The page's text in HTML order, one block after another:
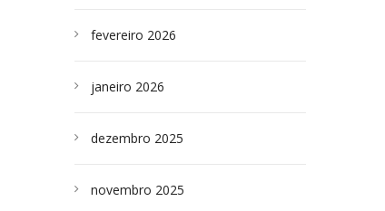
fevereiro 2026
janeiro 2026
dezembro 2025
novembro 2025